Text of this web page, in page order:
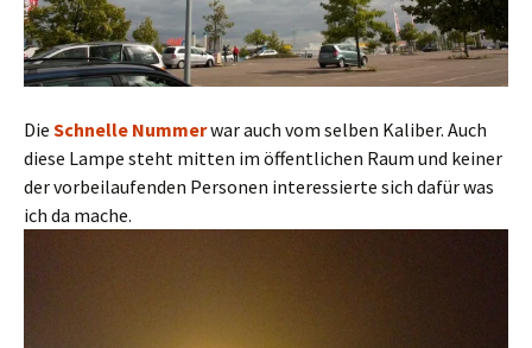
Die Schnelle Nummerwar auch vom selben Kaliber. Auch
diese Lampe steht mitten im öffentlichen Raum und keiner
der vorbeilaufenden Personen interessierte sich dafür was
ich da mache.